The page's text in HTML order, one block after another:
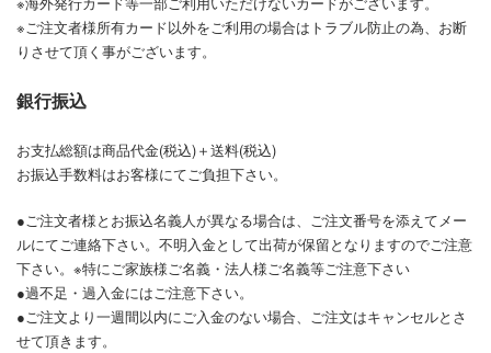
※ご注文者様所有カード以外をご利用の場合はトラブル防止の為、お断
りさせて頂く事がございます。
銀行振込
お支払総額は商品代金(税込)＋送料(税込)
お振込手数料はお客様にてご負担下さい。
●ご注文者様とお振込名義人が異なる場合は、ご注文番号を添えてメー
ルにてご連絡下さい。不明入金として出荷が保留となりますのでご注意
下さい。※特にご家族様ご名義・法人様ご名義等ご注意下さい
●過不足・過入金にはご注意下さい。
●ご注文より一週間以内にご入金のない場合、ご注文はキャンセルとさ
せて頂きます。